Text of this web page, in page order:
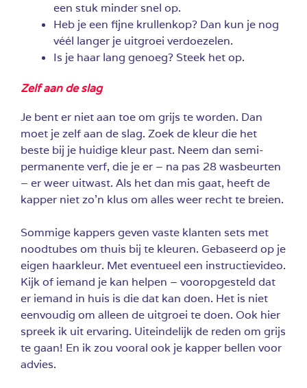
een stuk minder snel op.
Heb je een fijne krullenkop? Dan kun je nog
véél langer je uitgroei verdoezelen.
Is je haar lang genoeg? Steek het op.
Zelf aan de slag
Je bent er niet aan toe om grijs te worden. Dan
moet je zelf aan de slag. Zoek de kleur die het
beste bij je huidige kleur past. Neem dan semi-
permanente verf, die je er – na pas 28 wasbeurten
– er weer uitwast. Als het dan mis gaat, heeft de
kapper niet zo’n klus om alles weer recht te breien.
Sommige kappers geven vaste klanten sets met
noodtubes om thuis bij te kleuren. Gebaseerd op je
eigen haarkleur. Met eventueel een instructievideo.
Kijk of iemand je kan helpen – vooropgesteld dat
er iemand in huis is die dat kan doen. Het is niet
eenvoudig om alleen de uitgroei te doen. Ook hier
spreek ik uit ervaring. Uiteindelijk de reden om grijs
te gaan! En ik zou vooral ook je kapper bellen voor
advies.